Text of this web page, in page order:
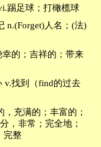
踢足球；打橄榄球
n.(Forget)人名；(法)
幸的；吉祥的；带来
v.找到（find的过去
充满的；丰富的；
，非常；完全地；
完整